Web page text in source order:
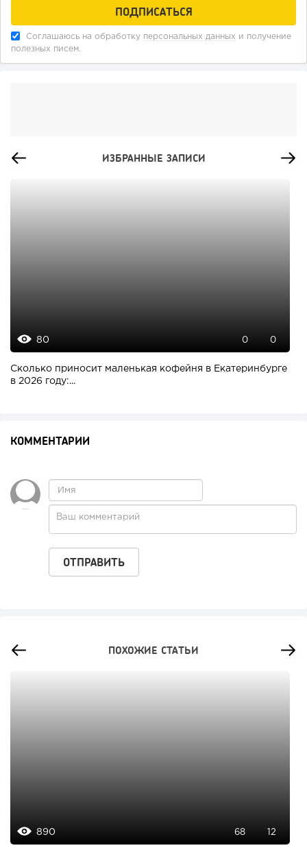
Соглашаюсь на обработку персональных данных и получение
полезных писем.
ИЗБРАННЫЕ ЗАПИСИ
80 0 0
Сколько приносит маленькая кофейня в Екатеринбурге
в 2026 году:...
КОММЕНТАРИИ
ПОХОЖИЕ СТАТЬИ
890 68 12